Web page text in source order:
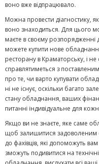
воно вже відпрацювало.
Можна провести діагностику,
воно знаходиться. Для цього
маєте в своєму розпорядженні
можете купити нове
ресторану в Краматорську, і
справлятиметься з
про те, чи варто купувати
ні не існує, оскільки багато
стану обладнання, ваших
питанні індивідуальне для
Якщо ви не знаєте, яке саме
щоб залишитися задоволеним
до фахівців, які допоможуть
зможуть подивитися на